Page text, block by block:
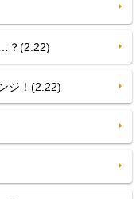
？(2.22)
ジ！(2.22)